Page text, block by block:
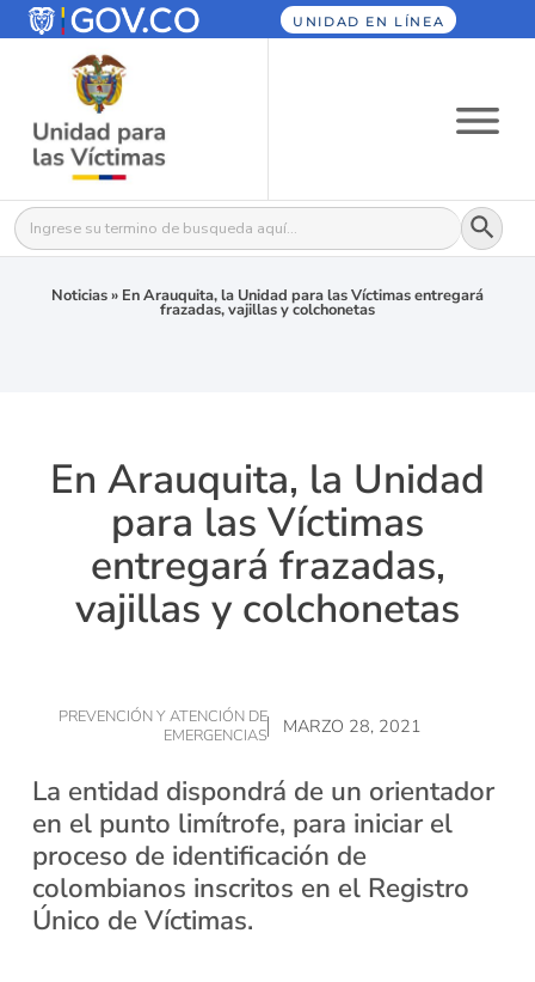
UNIDAD EN LÍNEA
Buscar: Botón
Noticias» En Arauquita, la Unidad para las Víctimas entregará
frazadas, vajillas y colchonetas
En Arauquita, la Unidad
para las Víctimas
entregará frazadas,
vajillas y colchonetas
PREVENCIÓN Y ATENCIÓN DE
EMERGENCIAS
MARZO 28, 2021
La entidad dispondrá de un orientador
en el punto limítrofe, para iniciar el
proceso de identificación de
colombianos inscritos en el Registro
Único de Víctimas.